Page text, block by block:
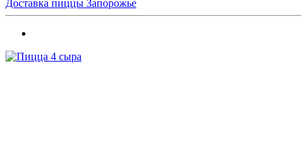
Доставка пиццы Запорожье